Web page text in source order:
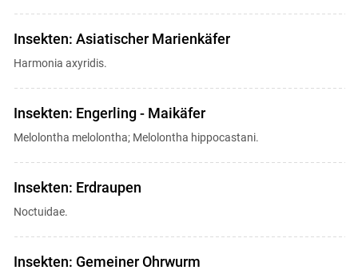
Insekten: Asiatischer Marienkäfer
Harmonia axyridis.
Insekten: Engerling - Maikäfer
Melolontha melolontha; Melolontha hippocastani.
Insekten: Erdraupen
Noctuidae.
Insekten: Gemeiner Ohrwurm